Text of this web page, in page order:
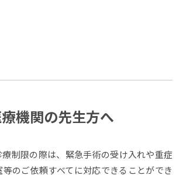
機関の先生方へ
制限の際は、緊急手術の受け入れや重症
のご依頼すべてに対応できることができ